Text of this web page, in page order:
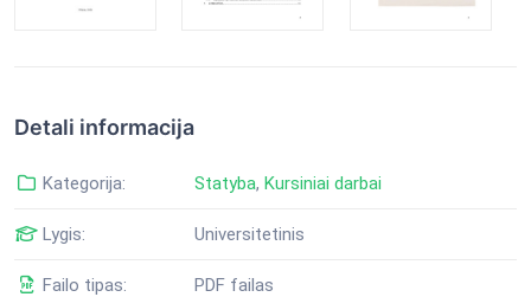
Detali informacija
Kategorija: Statyba, Kursiniai darbai
Lygis: Universitetinis
Failo tipas: PDF failas